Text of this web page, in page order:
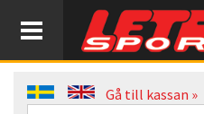
Gå till kassan »